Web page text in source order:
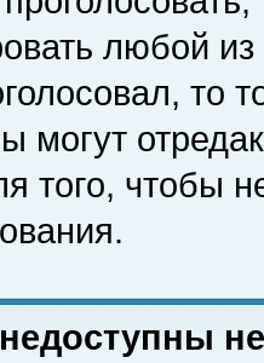
любой
то
могут
того, чтобы